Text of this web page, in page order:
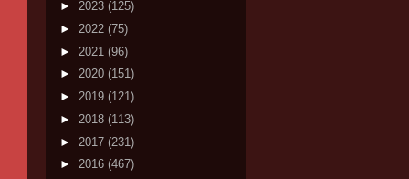
► 2023 (125)
► 2022 (75)
► 2021 (96)
► 2020 (151)
► 2019 (121)
► 2018 (113)
► 2017 (231)
► 2016 (467)